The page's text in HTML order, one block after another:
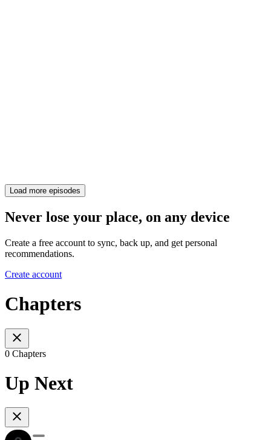
Load more episodes
Never lose your place, on any device
Create a free account to sync, back up, and get personal
recommendations.
Create account
Chapters
0 Chapters
Up Next